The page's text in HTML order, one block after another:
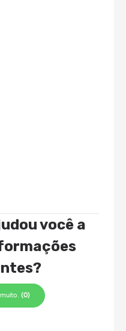
você a
(0)